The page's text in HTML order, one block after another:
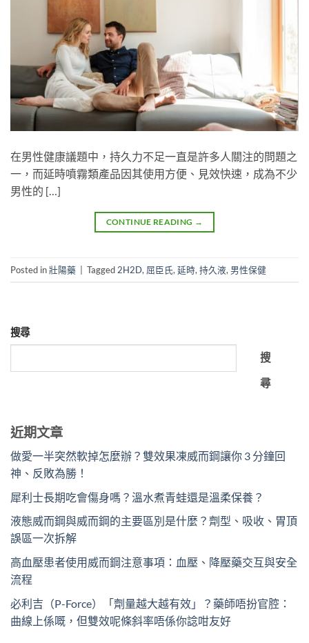
在男性健康議題中，持久力不足一直是許多人關注的問題之
一，而延時噴霧類產品因其使用方便、見效快速，成為不少
男性的 […]
CONTINUE READING →
Posted in壯陽藥 Tagged 2H2D, 屈臣氏, 延時, 持久液, 男性保健
搜尋
搜
尋
近期文章
做愛一半突然軟掉怎麼辦？雙效果凍威而鋼讓你 3 分鐘回
神、反敗為勝！
犀利士長期吃會傷身嗎？溫水煮青蛙還是溫柔保養？
液態威而鋼與威而鋼的主要區別是什麼？劑型、吸收、胃頂
誤區一次拆解
高血壓患者使用威而鋼注意事項：血壓、降壓藥交互與安全
流程
必利吉（P-Force）「劑量越大越有效」？藥師唔扮官腔：
曲線上係嘅，但雙效呢條斜率唔係你諗咁友好